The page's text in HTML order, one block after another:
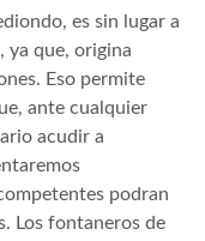
es sin lugar a
ya que, origina
Eso permite
ante cualquier
acudir a
podran
Los fontaneros de